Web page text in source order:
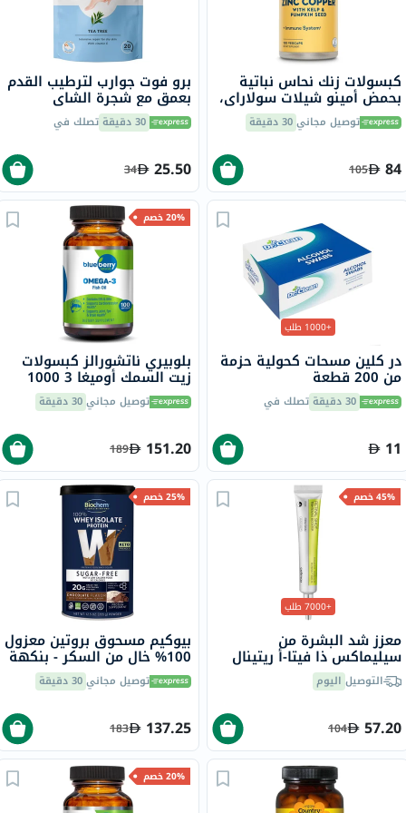
كبسولات زنك نحاس نباتية
بحمض أمينو شيلات سولاراي،
100 كبسولة توصيل مجاني30 دقيقة
84
105
برو فوت جوارب لترطيب القدم
بعمق مع شجرة الشاي
وفيتامين E لإصلاح البشرة
الجافة،حزمه من زوج واحد
30 دقيقة تصلك في
25.50
34
+1000 طلب
در كلين مسحات كحولية حزمة
من 200 قطعة
30 دقيقة تصلك في
11
20% خصم
بلوبيري ناتشورالز كبسولات
زيت السمك أوميغا 3 1000
ملجم، حزمة من 100
توصيل مجاني30 دقيقة
151.20
189
45% خصم
+7000 طلب
معزز شد البشرة من
سيليماكس ذا فيتا-أ ريتينال
شوت، 15 مل
التوصيل اليوم
57.20
104
25% خصم
بيوكيم مسحوق بروتين معزول
100% خالٍ من السكر - بنكهة
الشوكولاته 355 جرامتوصيل مجاني30 دقيقة
137.25
183
20% خصم